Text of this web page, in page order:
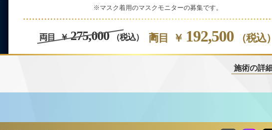
※マスク着用のマスクモニターの募集です。
両目 ￥ 275,000 （税込） 両目 ￥ 192,500 （税込）
施術の詳